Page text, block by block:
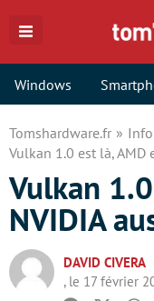
Windows
Tomshardware.fr
Vulkan 1.0 est là, AMD
Vulkan
NVIDIA
DAVID CIVERA
, le 17 février